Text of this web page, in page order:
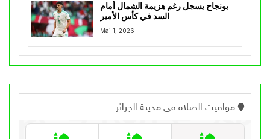
بونجاح يسجل رغم هزيمة الشمال أمام
السد في كأس الأمير
Mai 1, 2026